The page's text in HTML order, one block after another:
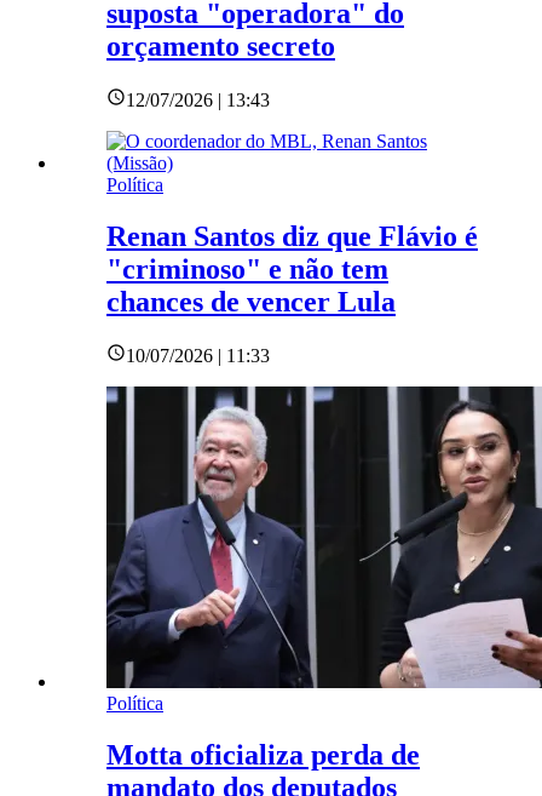
suposta "operadora" do
orçamento secreto
12/07/2026 | 13:43
Política
Renan Santos diz que Flávio é
"criminoso" e não tem
chances de vencer Lula
10/07/2026 | 11:33
Política
Motta oficializa perda de
mandato dos deputados